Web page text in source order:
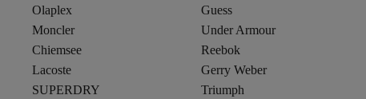
Olaplex
Guess
Moncler
Under Armour
Chiemsee
Reebok
Lacoste
Gerry Weber
SUPERDRY
Triumph